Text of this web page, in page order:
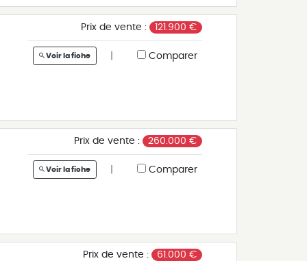
Prix de vente : 121.900 €
Voir la fiche Comparer
Prix de vente : 260.000 €
Voir la fiche Comparer
Prix de vente : 61.000 €